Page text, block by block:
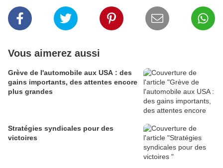
Vous aimerez aussi
Grève de l'automobile aux USA : des
gains importants, des attentes encore
plus grandes
Stratégies syndicales pour des
victoires